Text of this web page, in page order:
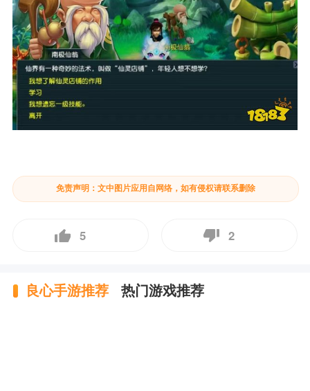
免责声明：文中图片应用自网络，如有侵权请联系删除
5 2
良心手游推荐 热门游戏推荐